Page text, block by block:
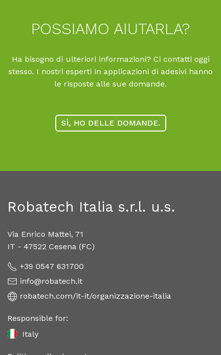
POS­SIA­MO AI­UT­AR­LA?
Ha bisogno di ulteriori informazioni? Ci contatti oggi
stesso. I nostri esperti in applicazioni di adesivi hanno
le risposte alle sue domande.
SÌ, HO DELLE DOMANDE.
Robatech Italia s.r.l. u.s.
Via Enrico Mattei, 71
IT - 47522 Cesena (FC)
+39 0547 631700
info@robatech.it
robatech.com/it-it/organizzazione-italia
Responsible for:
Italy